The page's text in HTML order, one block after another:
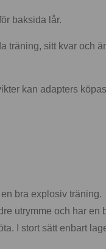
baksida lår.
träning, sitt kvar och
kan adapters
bra explosiv träning.
utrymme och har
I stort sätt enbart